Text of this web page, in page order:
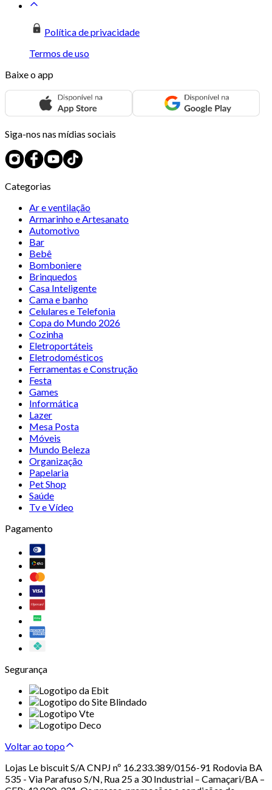
Política de privacidade
Termos de uso
Baixe o app
Siga-nos nas mídias sociais
Categorias
Ar e ventilação
Armarinho e Artesanato
Automotivo
Bar
Bebê
Bomboniere
Brinquedos
Casa Inteligente
Cama e banho
Celulares e Telefonia
Copa do Mundo 2026
Cozinha
Eletroportáteis
Eletrodomésticos
Ferramentas e Construção
Festa
Games
Informática
Lazer
Mesa Posta
Móveis
Mundo Beleza
Organização
Papelaria
Pet Shop
Saúde
Tv e Vídeo
Pagamento
Segurança
Voltar ao topo
Lojas Le biscuit S/A CNPJ nº 16.233.389/0156-91 Rodovia BA
535 - Via Parafuso S/N, Rua 25 a 30 Industrial – Camaçari/BA –